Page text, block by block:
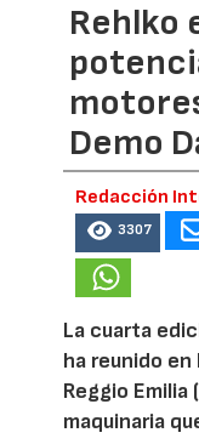
Rehlko
Demo
Redacción
3307
La cuarta
ha reunido en
Reggio
maquinaria